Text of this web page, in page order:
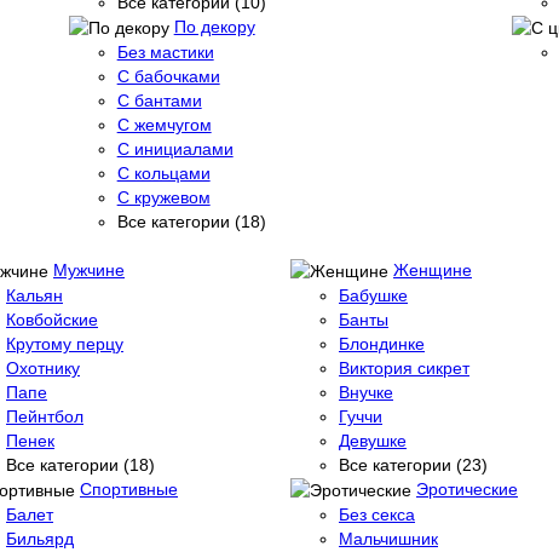
По декору
Без мастики
С бабочками
С бантами
С жемчугом
С инициалами
С кольцами
С кружевом
Все категории (18)
Мужчине
Кальян
Ковбойские
Крутому перцу
Охотнику
Папе
Пейнтбол
Пенек
Все категории (18)
Женщине
Бабушке
Банты
Блондинке
Виктория сикрет
Внучке
Гуччи
Девушке
Все категории (23)
Спортивные
Балет
Бильярд
Эротические
Без секса
Мальчишник